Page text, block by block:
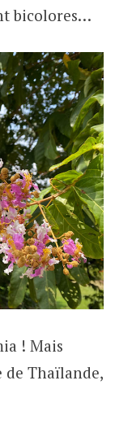
bicolores…
! Mais
Thaïlande,